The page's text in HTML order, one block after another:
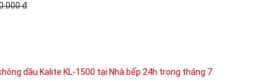
đ
dầu Kalite KL-1500 tại Nhà bếp 24h trong tháng 7